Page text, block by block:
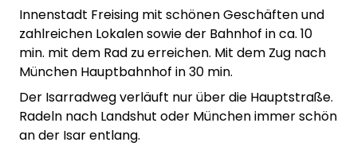
Innenstadt Freising mit schönen Geschäften und
zahlreichen Lokalen sowie der Bahnhof in ca. 10
min. mit dem Rad zu erreichen. Mit dem Zug nach
München Hauptbahnhof in 30 min.
Der Isarradweg verläuft nur über die Hauptstraße.
Radeln nach Landshut oder München immer schön
an der Isar entlang.